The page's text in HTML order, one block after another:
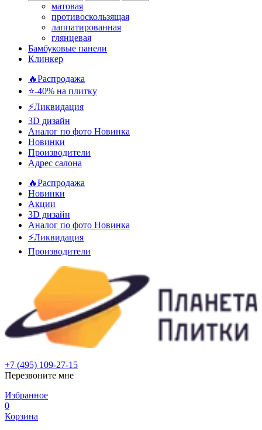
матовая
противоскользящая
лаппатированная
глянцевая
Бамбуковые панели
Клинкер
🔥Распродажа
⭐-40% на плитку
⚡️Ликвидация
3D дизайн
Аналог по фото Новинка
Новинки
Производители
Адрес салона
🔥Распродажа
Новинки
Акции
3D дизайн
Аналог по фото Новинка
⚡Ликвидация
Производители
+7 (495) 109-27-15
Перезвоните мне
Избранное
0
Корзина